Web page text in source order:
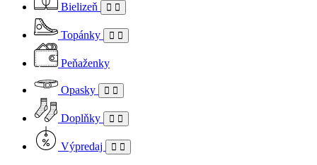
Bielizeň
Topánky
Peňaženky
Opasky
Doplňky
Výpredaj